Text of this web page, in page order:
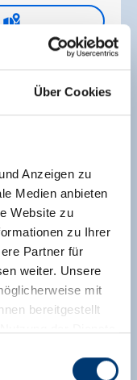
Über Cookies
Anzeigen zu
Medien anbieten
Website zu
zu Ihrer
Partner für
weiter. Unsere
mit
bereitgestellt
HEUTE GEÖFFNET